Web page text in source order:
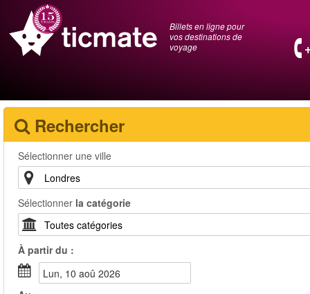
Billets en ligne pour
vos destinations de
voyage
Rechercher
Sélectionner une ville
Sélectionner la catégorie
À partir du :
lun, 10 aoû 2026